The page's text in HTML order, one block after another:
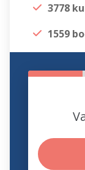
3778
1559